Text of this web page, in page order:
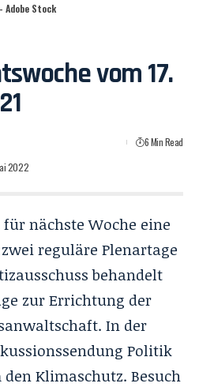
Adobe Stock
vom 17.
2022
6 Min Read
nächste Woche eine
reguläre Plenartage
behandelt
zur Errichtung der
In der
Politik
Klimaschutz. Besuch